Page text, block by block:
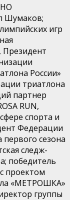
Шумаков;
игр
Президент
России»
триатлона
партнер
RUN,
спорта и
Федерации
сезона
следж-
победитель
проектом
«МЕТРОШКА»
группы